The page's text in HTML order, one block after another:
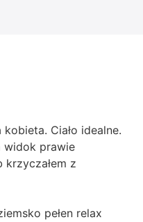
kobieta. Ciało idealne.
widok prawie
z
pełen relax